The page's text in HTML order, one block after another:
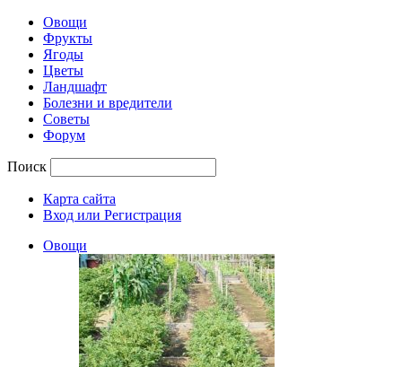
Овощи
Фрукты
Ягоды
Цветы
Ландшафт
Болезни и вредители
Советы
Форум
Поиск
Карта сайта
Вход или Регистрация
Овощи